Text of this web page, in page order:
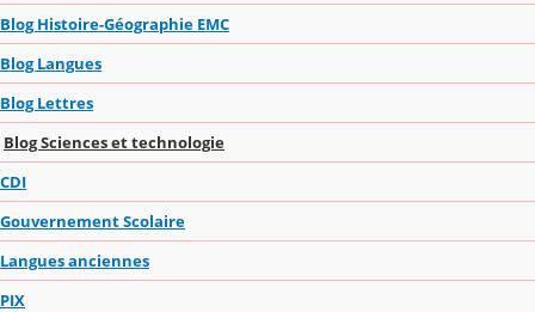
Blog Histoire-Géographie EMC
Blog Langues
Blog Lettres
Blog Sciences et technologie
CDI
Gouvernement Scolaire
Langues anciennes
PIX